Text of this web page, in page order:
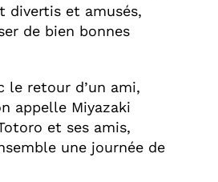
divertis et amusés,
de bien bonnes
le retour d’un ami,
appelle Miyazaki
et ses amis,
une journée de